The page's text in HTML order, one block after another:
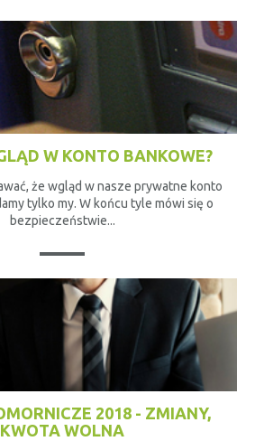
W KONTO BANKOWE?
że wgląd w nasze prywatne konto
tylko my. W końcu tyle mówi się o
bezpieczeństwie...
2018 - ZMIANY,
KWOTA WOLNA